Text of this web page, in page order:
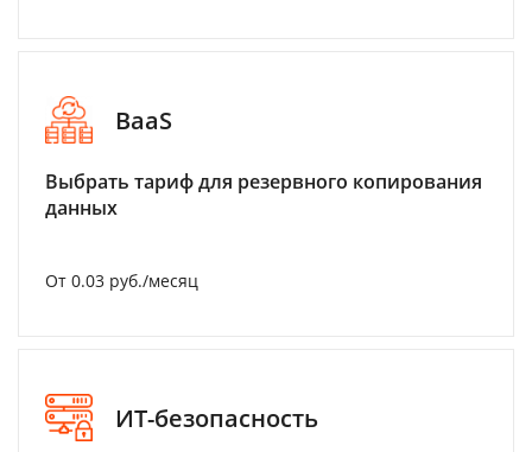
BaaS
Выбрать тариф для резервного копирования
данных
От 0.03 руб./месяц
ИТ-безопасность